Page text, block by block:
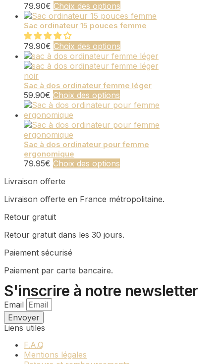
79.90€ Choix des options
produit
a
Les
options
être
sur
page
produit
Sac ordinateur 15 pouces femme
79.90€ Choix des options
produit
a
variations.
options
être
sur
Sac à dos ordinateur femme léger
59.90€ Choix des options
produit
plusieurs
Les
la
produit
Sac à dos ordinateur pour femme
ergonomique
79.95€ Choix des options
variations.
peuvent
du
Livraison offerte
Livraison offerte en France métropolitaine.
Retour gratuit
Retour gratuit dans les 30 jours.
Paiement sécurisé
Paiement par carte bancaire.
S'inscrire à notre newsletter
Email
Envoyer
Liens utiles
F.A.Q
Mentions légales